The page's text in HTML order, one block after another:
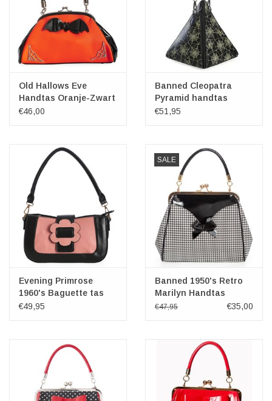
Old Hallows Eve
Handtas Oranje-Zwart
€46,00
Banned Cleopatra
Pyramid handtas
€51,95
Evening Primrose
1960's Baguette tas
Oudroze-Zwart
€49,95
SALE
Banned 1950's Retro
Marilyn Handtas
Houndstooth
€47,95 €35,00